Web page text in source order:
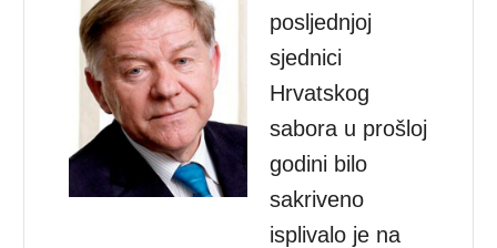
posljednjoj
sjednici
Hrvatskog
sabora u prošloj
godini bilo
sakriveno
isplivalo je na